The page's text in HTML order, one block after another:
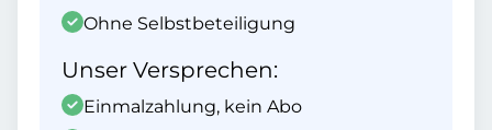
Ohne Selbstbeteiligung
Unser Versprechen:
Einmalzahlung, kein Abo